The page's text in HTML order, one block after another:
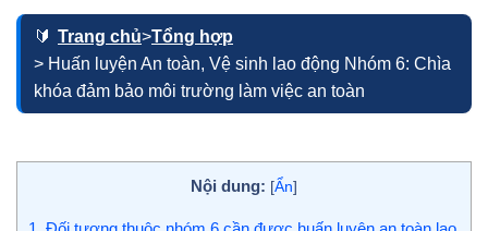
Trang chủ>Tổng hợp
> Huấn luyện An toàn, Vệ sinh lao động Nhóm 6: Chìa
khóa đảm bảo môi trường làm việc an toàn
Nội dung: [Ẩn]